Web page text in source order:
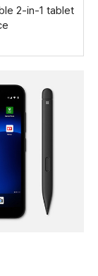
2-in-1 tablet